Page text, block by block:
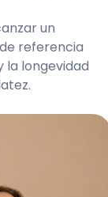
un
referencia
la longevidad